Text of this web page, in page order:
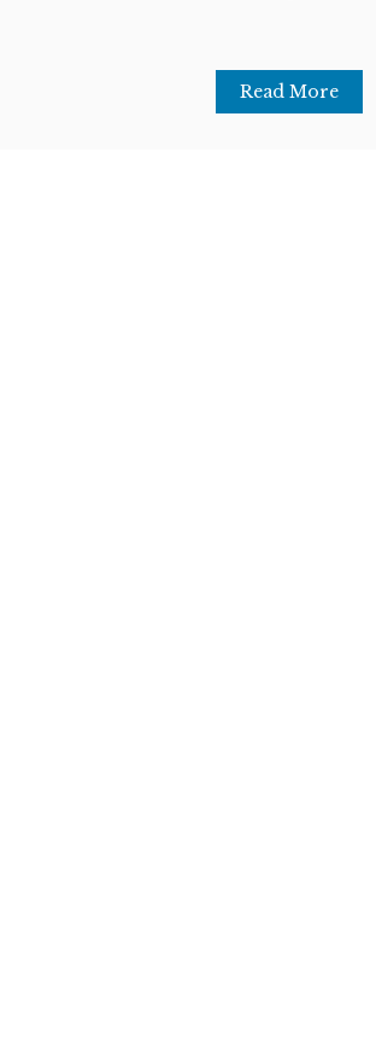
Read More